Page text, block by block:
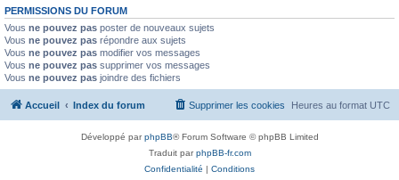
PERMISSIONS DU FORUM
Vous ne pouvez pas poster de nouveaux sujets
Vous ne pouvez pas répondre aux sujets
Vous ne pouvez pas modifier vos messages
Vous ne pouvez pas supprimer vos messages
Vous ne pouvez pas joindre des fichiers
Accueil Index du forum Heures au format UTC
Supprimer les cookies
Développé parphpBB® Forum Software © phpBB Limited
Traduit parphpBB-fr.com
Confidentialité | Conditions